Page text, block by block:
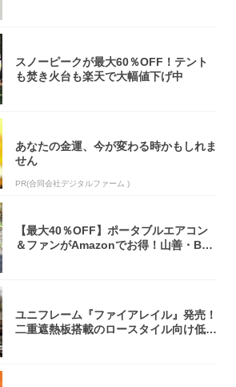
スノーピークが最大60％OFF！テント
も焚き火台も楽天で大幅値下げ中
あなたの金運、今が変わる時かもしれま
せん
PR(合同会社デジタルファーム )
【最大40％OFF】ポータブルエアコン
＆ファンがAmazonでお得！山善・Bo
ユニフレーム『ファイアレイル』発売！
二重遮熱板搭載のロースタイル向け低型